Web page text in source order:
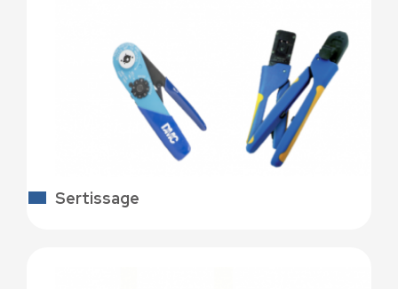
Sertissage